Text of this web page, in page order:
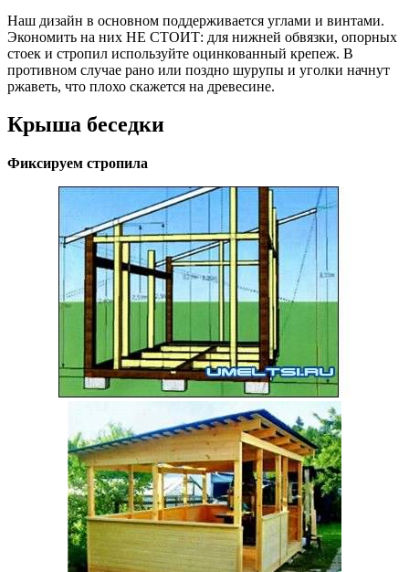
Наш дизайн в основном поддерживается углами и винтами.
Экономить на них НЕ СТОИТ: для нижней обвязки, опорных
стоек и стропил используйте оцинкованный крепеж. В
противном случае рано или поздно шурупы и уголки начнут
ржаветь, что плохо скажется на древесине.
Крыша беседки
Фиксируем стропила